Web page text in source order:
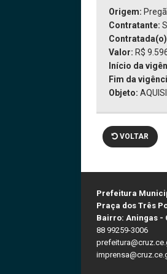
Origem:
Contratante:
Valor: R$
Início da
Fim da
Objeto:
VOLTAR
Prefeitura
Praça dos Três
Bairro: Aningas -
88 99259-3006